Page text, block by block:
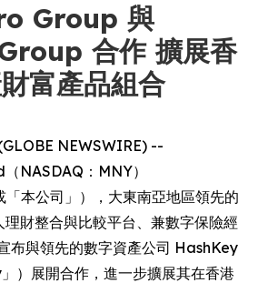
Group 與
合作 擴展香
富產品組合
NEWSWIRE) --
NASDAQ：MNY）
「本公司」），大東南亞地區領先的
財整合與比較平台、兼數字保險經
布與領先的數字資產公司 HashKey
）展開合作，進一步擴展其在香港